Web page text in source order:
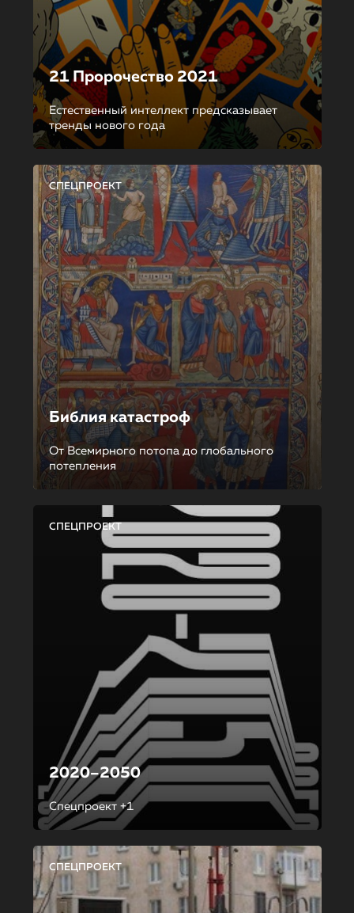
21 Пророчество 2021
Естественный интеллект предсказывает
тренды нового года
СПЕЦПРОЕКТ
Библия катастроф
От Всемирного потопа до глобального
потепления
СПЕЦПРОЕКТ
2020–2050
Спецпроект +1
СПЕЦПРОЕКТ